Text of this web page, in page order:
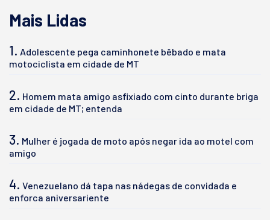
Mais Lidas
1. Adolescente pega caminhonete bêbado e mata
motociclista em cidade de MT
2. Homem mata amigo asfixiado com cinto durante briga
em cidade de MT; entenda
3. Mulher é jogada de moto após negar ida ao motel com
amigo
4. Venezuelano dá tapa nas nádegas de convidada e
enforca aniversariente